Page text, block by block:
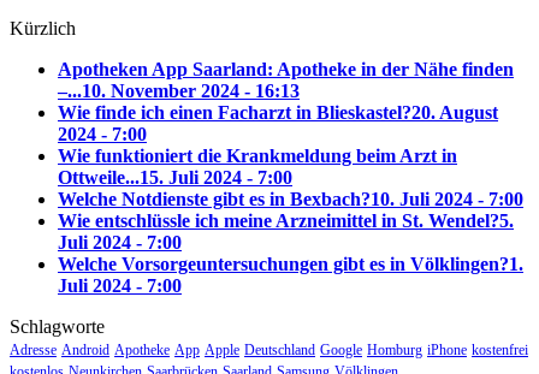
Kürzlich
Apotheken App Saarland: Apotheke in der Nähe finden
–...10. November 2024 - 16:13
Wie finde ich einen Facharzt in Blieskastel?20. August
2024 - 7:00
Wie funktioniert die Krankmeldung beim Arzt in
Ottweile...15. Juli 2024 - 7:00
Welche Notdienste gibt es in Bexbach?10. Juli 2024 - 7:00
Wie entschlüssle ich meine Arzneimittel in St. Wendel?5.
Juli 2024 - 7:00
Welche Vorsorgeuntersuchungen gibt es in Völklingen?1.
Juli 2024 - 7:00
Schlagworte
Adresse Android Apotheke App Apple Deutschland Google Homburg iPhone kostenfrei